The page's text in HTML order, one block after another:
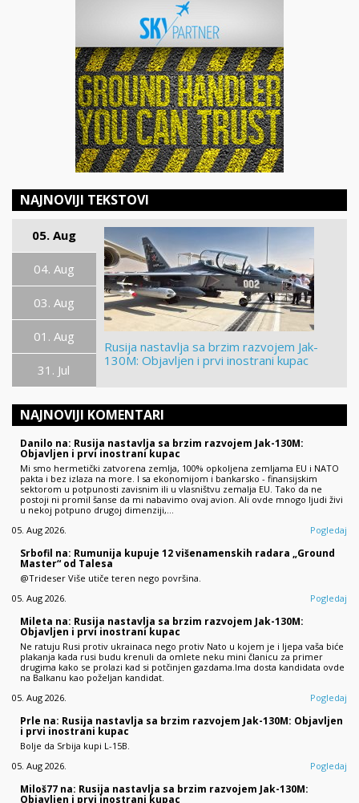
NAJNOVIJI TEKSTOVI
05. Aug
04. Aug
03. Aug
01. Aug
31. Jul
Rusija nastavlja sa brzim razvojem Jak-
130M: Objavljen i prvi inostrani kupac
NAJNOVIJI KOMENTARI
Danilo na: Rusija nastavlja sa brzim razvojem Jak-130M:
Objavljen i prvi inostrani kupac
Mi smo hermetički zatvorena zemlja, 100% opkoljena zemljama EU i NATO
pakta i bez izlaza na more. I sa ekonomijom i bankarsko - finansijskim
sektorom u potpunosti zavisnim ili u vlasništvu zemalja EU. Tako da ne
postoji ni promil šanse da mi nabavimo ovaj avion. Ali ovde mnogo ljudi živi
u nekoj potpuno drugoj dimenziji,…
05. Aug 2026.
Pogledaj
Srbofil na: Rumunija kupuje 12 višenamenskih radara „Ground
Master“ od Talesa
@Trideser Više utiče teren nego površina.
05. Aug 2026.
Pogledaj
Mileta na: Rusija nastavlja sa brzim razvojem Jak-130M:
Objavljen i prvi inostrani kupac
Ne ratuju Rusi protiv ukrainaca nego protiv Nato u kojem je i ljepa vaša biće
plakanja kada rusi budu krenuli da omlete neku mini članicu za primer
drugima kako se prolazi kad si potčinjen gazdama.Ima dosta kandidata ovde
na Balkanu kao poželjan kandidat.
05. Aug 2026.
Pogledaj
Prle na: Rusija nastavlja sa brzim razvojem Jak-130M: Objavljen
i prvi inostrani kupac
Bolje da Srbija kupi L-15B.
05. Aug 2026.
Pogledaj
Miloš77 na: Rusija nastavlja sa brzim razvojem Jak-130M:
Objavljen i prvi inostrani kupac